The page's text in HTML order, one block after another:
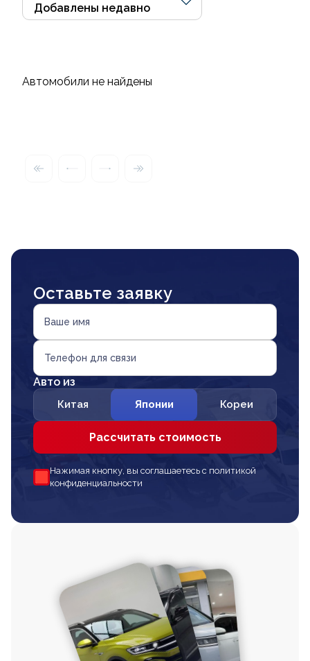
Автомобили не найдены
Оставьте заявку
Ваше имя
Телефон для связи
Авто из
Китая Японии Кореи
Рассчитать стоимость
Нажимая кнопку, вы соглашаетесь с политикой
конфиденциальности